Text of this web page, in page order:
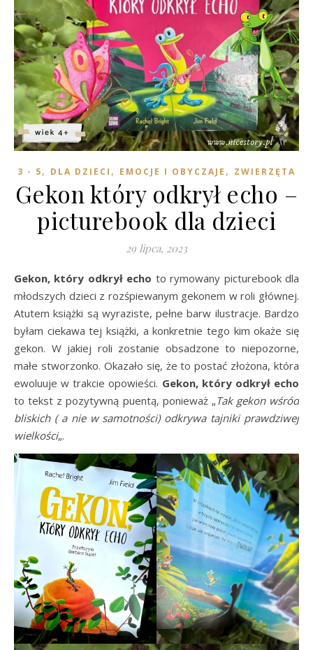
3 - 5, DLA DZIECI , EMOCJE I OBYCZAJE , ZWIERZĘTA
Gekon który odkrył echo –
picturebook dla dzieci
29 lipca, 2023
Gekon, który odkrył echo to rymowany picturebook dla
młodszych dzieci z rozśpiewanym gekonem w roli głównej.
Atutem książki są wyraziste, pełne barw ilustracje. Bardzo
byłam ciekawa tej książki, a konkretnie tego kim okaże się
gekon. W jakiej roli zostanie obsadzone to niepozorne,
małe stworzonko. Okazało się, że to postać złożona, która
ewoluuje w trakcie opowieści. Gekon, który odkrył echo
to tekst z pozytywną puentą, ponieważ „Tak gekon wśród
bliskich ( a nie w samotności) odkrywa tajniki prawdziwej
wielkości„.